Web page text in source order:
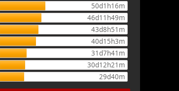
50d1h16m
46d11h49m
43d8h51m
40d15h3m
31d7h41m
30d12h21m
29d40m